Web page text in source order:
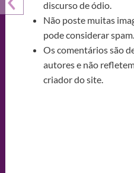
discurso de ódio.
Não poste muitas
pode considerar spam.
Os comentários são
autores e não
criador do site.